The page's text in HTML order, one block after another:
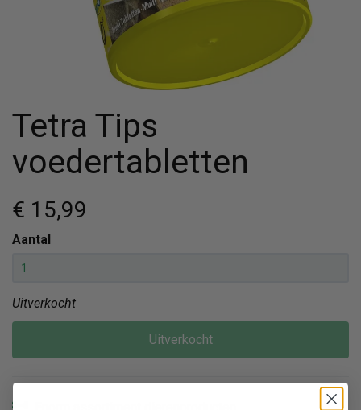
Tetra Tips
voedertabletten
€ 15,99
Aantal
Uitverkocht
Uitverkocht